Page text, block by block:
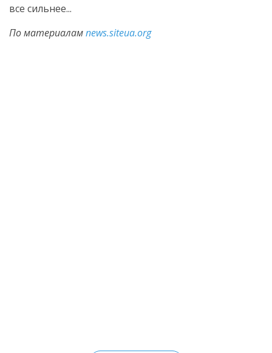
все сильнее...
По материаламnews.siteua.org